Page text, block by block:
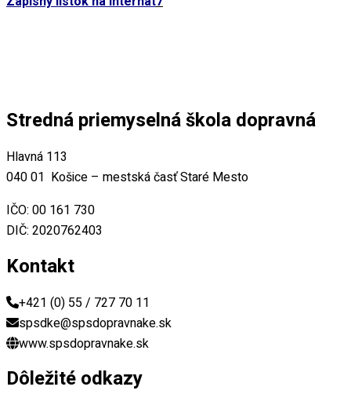
drogám
výchova
Stredná priemyselná škola dopravná
Hlavná 113
040 01 Košice – mestská časť Staré Mesto
IČO: 00 161 730
DIČ: 2020762403
Kontakt
+421 (0) 55 / 727 70 11
spsdke@spsdopravnake.sk
www.spsdopravnake.sk
Dôležité odkazy